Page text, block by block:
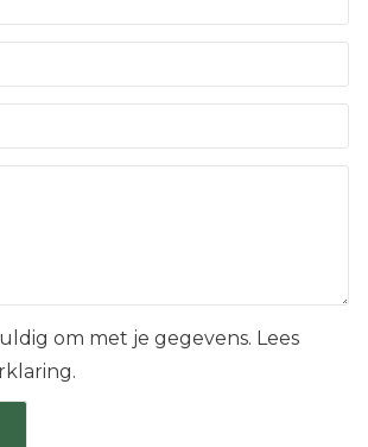
om met je gegevens. Lees